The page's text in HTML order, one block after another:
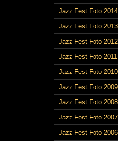
Jazz Fest Foto 2014
Jazz Fest Foto 2013
Jazz Fest Foto 2012
Jazz Fest Foto 2011
Jazz Fest Foto 2010
Jazz Fest Foto 2009
Jazz Fest Foto 2008
Jazz Fest Foto 2007
Jazz Fest Foto 2006